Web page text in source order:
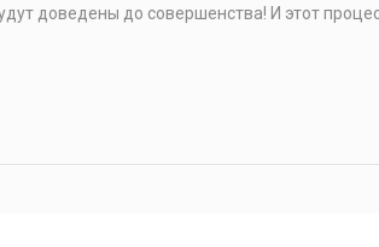
доведены до совершенства! И этот